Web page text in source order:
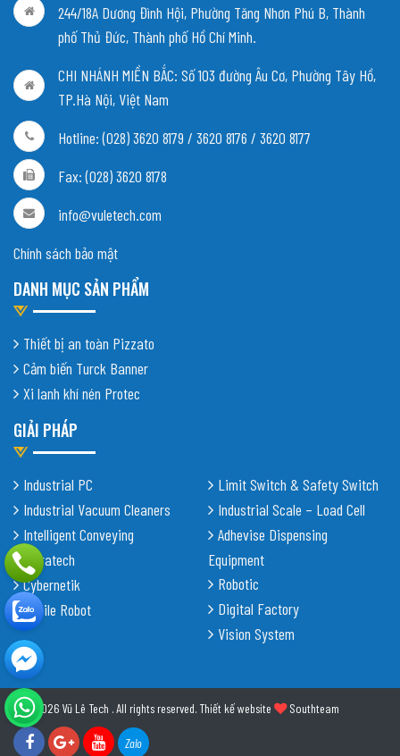
244/18A Dương Đình Hội, Phường Tăng Nhơn Phú B, Thành
phố Thủ Đức, Thành phố Hồ Chí Minh.
CHI NHÁNH MIỀN BẮC: Số 103 đường Âu Cơ, Phường Tây Hồ,
TP.Hà Nội, Việt Nam
Hotline: (028) 3620 8179 / 3620 8176 / 3620 8177
Fax: (028) 3620 8178
info@vuletech.com
Chính sách bảo mật
DANH MỤC SẢN PHẨM
Thiết bị an toàn Pizzato
Cảm biến Turck Banner
Xi lanh khí nén Protec
GIẢI PHÁP
Industrial PC
Industrial Vacuum Cleaners
Intelligent Conveying
Shiratech
Cybernetik
Mobile Robot
Limit Switch & Safety Switch
Industrial Scale – Load Cell
Adhevise Dispensing
Equipment
Robotic
Digital Factory
Vision System
© 2026 Vũ Lê Tech . All rights reserved. Thiết kế website Southteam
Zalo